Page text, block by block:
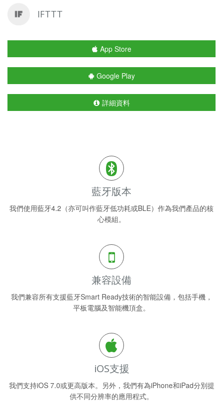
IFTTT
App Store
Google Play
詳細資料
藍牙版本
我們使用藍牙4.2（亦可叫作藍牙低功耗或BLE）作為我們產品的核
心模組。
兼容設備
我們兼容所有支援藍牙Smart Ready技術的智能設備，包括手機，
平板電腦及智能機頂盒。
iOS支援
我們支持iOS 7.0或更高版本。另外，我們有為iPhone和iPad分別提
供不同分辨率的應用程式。